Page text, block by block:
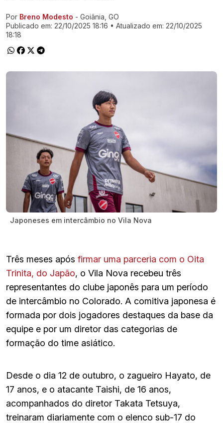
Ir direto pra matéria
Por Breno Modesto - Goiânia, GO
Publicado em: 22/10/2025 18:16 • Atualizado em: 22/10/2025
18:18
Japoneses em intercâmbio no Vila Nova
Três meses após firmar uma parceria com o Oita
Trinita, do Japão, o Vila Nova recebeu três
representantes do clube japonês para um período
de intercâmbio no Colorado. A comitiva japonesa é
formada por dois jogadores destaques da base da
equipe e por um diretor das categorias de
formação do time asiático.
Desde o dia 12 de outubro, o zagueiro Hayato, de
17 anos, e o atacante Taishi, de 16 anos,
acompanhados do diretor Takata Tetsuya,
treinaram diariamente com o elenco sub-17 do